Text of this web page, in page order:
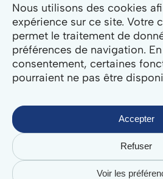
Nous utilisons des cookies
expérience sur ce site. Votre
permet le traitement de
préférences de navigation.
consentement, certaines
pourraient ne pas être
Accepter
Refuser
Voir les